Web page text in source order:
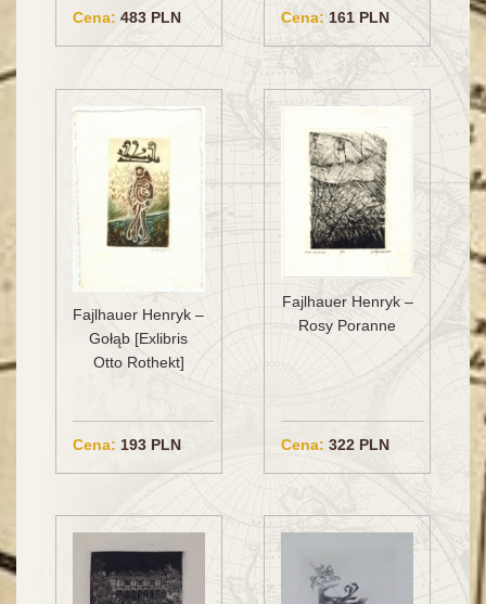
Cena: 483 PLN Cena: 161 PLN
Fajlhauer Henryk –
Gołąb [Exlibris
Otto Rothekt]
Cena: 193 PLN
Fajlhauer Henryk –
Rosy Poranne
Cena: 322 PLN